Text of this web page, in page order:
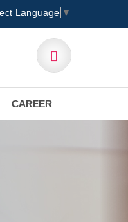
Language ▼
CAREER